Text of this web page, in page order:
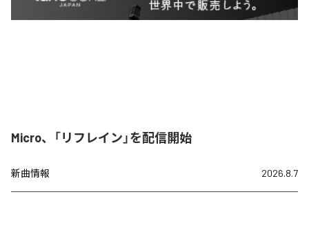
Micro、「リフレイン」を配信開始
新曲情報 2026.8.7